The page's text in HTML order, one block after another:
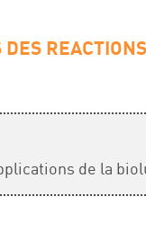
de la